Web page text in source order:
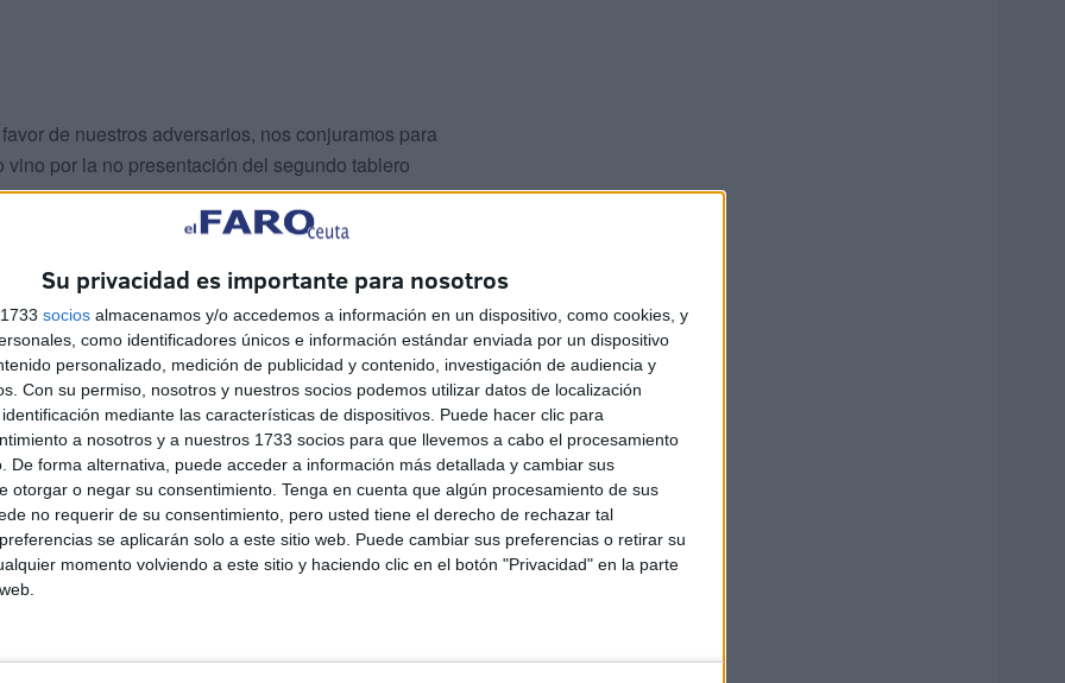
Su privacidad es importante para nosotros
socios almacenamos y/o accedemos a información en un dispositivo, como cookies, y
como identificadores únicos e información estándar enviada por un dispositivo
personalizado, medición de publicidad y contenido, investigación de audiencia y
Con su permiso, nosotros y nuestros socios podemos utilizar datos de localización
mediante las características de dispositivos. Puede hacer clic para
a nosotros y a nuestros 1733 socios para que llevemos a cabo el procesamiento
De forma alternativa, puede acceder a información más detallada y cambiar sus
otorgar o negar su consentimiento. Tenga en cuenta que algún procesamiento de sus
no requerir de su consentimiento, pero usted tiene el derecho de rechazar tal
se aplicarán solo a este sitio web. Puede cambiar sus preferencias o retirar su
momento volviendo a este sitio y haciendo clic en el botón "Privacidad" en la parte
de nuestros adversarios, nos conjuramos para
por la no presentación del segundo tablero
todo en manos de nuestro benjamín Saúl, que
y consiguió el punto de la victoria.
victoria de nuestro equipo Algeciras-Ceuta.